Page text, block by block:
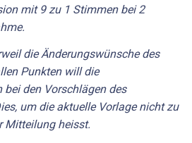
mit 9 zu 1 Stimmen bei 2
die Änderungswünsche des
Punkten will die
den Vorschlägen des
um die aktuelle Vorlage nicht zu
Mitteilung heisst.